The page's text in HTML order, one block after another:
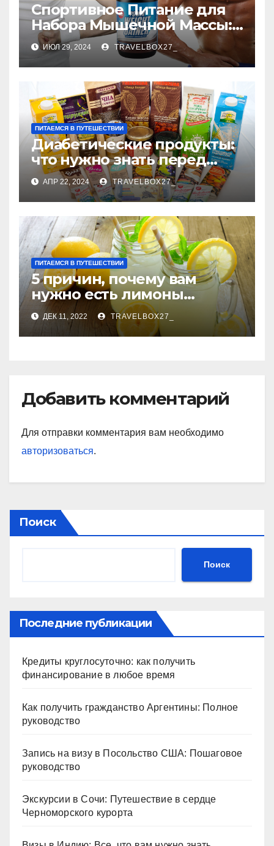
Спортивное Питание для
Набора Мышечной Массы:
Ключ к Эффективному
Росту Мышц
ИЮЛ 29, 2024 TRAVELBOX27_
ПИТАЕМСЯ В ПУТЕШЕСТВИИ
Диабетические продукты:
что нужно знать перед
покупкой
АПР 22, 2024 TRAVELBOX27_
ПИТАЕМСЯ В ПУТЕШЕСТВИИ
5 причин, почему вам
нужно есть лимоны
каждый день
ДЕК 11, 2022 TRAVELBOX27_
Добавить комментарий
Для отправки комментария вам необходимо
авторизоваться.
Поиск
Поиск
Последние публикации
Кредиты круглосуточно: как получить
финансирование в любое время
Как получить гражданство Аргентины: Полное
руководство
Запись на визу в Посольство США: Пошаговое
руководство
Экскурсии в Сочи: Путешествие в сердце
Черноморского курорта